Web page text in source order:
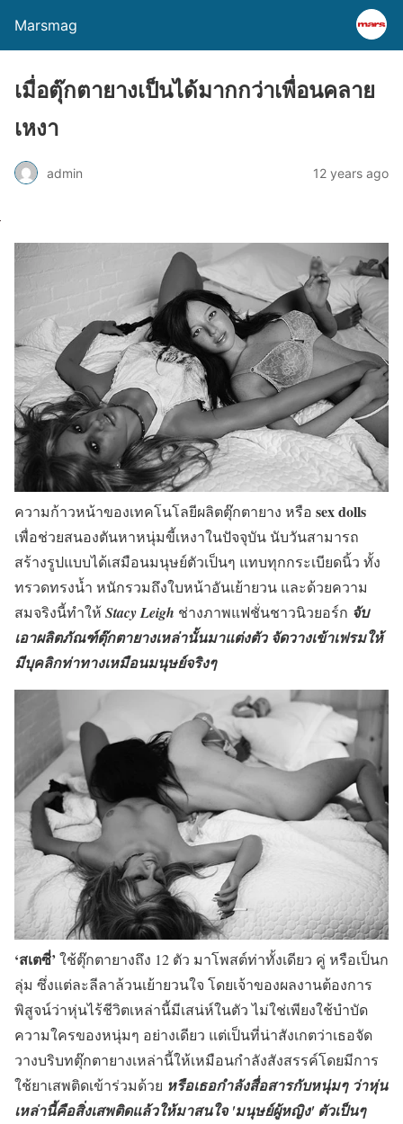
Marsmag
เมื่อตุ๊กตายางเป็นได้มากกว่าเพื่อนคลาย
เหงา
admin 12 years ago
ความก้าวหน้าของเทคโนโลยีผลิตตุ๊กตายาง หรือ sex dolls
เพื่อช่วยสนองตันหาหนุ่มขี้เหงาในปัจจุบัน นับวันสามารถ
สร้างรูปแบบได้เสมือนมนุษย์ตัวเป็นๆ แทบทุกกระเบียดนิ้ว ทั้ง
ทรวดทรงน้ำ หนักรวมถึงใบหน้าอันเย้ายวน และด้วยความ
สมจริงนี้ทำให้Stacy Leigh ช่างภาพแฟชั่นชาวนิวยอร์ก จับ
เอาผลิตภัณฑ์ตุ๊กตายางเหล่านั้นมาแต่งตัว จัดวางเข้าเฟรมให้
มีบุคลิกท่าทางเหมือนมนุษย์จริงๆ
‘สเตซี่’ ใช้ตุ๊กตายางถึง 12 ตัว มาโพสต์ท่าทั้งเดียว คู่ หรือเป็นก
ลุ่ม ซึ่งแต่ละลีลาล้วนเย้ายวนใจ โดยเจ้าของผลงานต้องการ
พิสูจน์ว่าหุ่นไร้ชีวิตเหล่านี้มีเสน่ห์ในตัว ไม่ใช่เพียงใช้บำบัด
ความใครของหนุ่มๆ อย่างเดียว แต่เป็นที่น่าสังเกตว่าเธอจัด
วางบริบทตุ๊กตายางเหล่านี้ให้เหมือนกำลังสังสรรค์โดยมีการ
ใช้ยาเสพติดเข้าร่วมด้วย หรือเธอกำลังสื่อสารกับหนุ่มๆ ว่าหุ่น
เหล่านี้คือสิ่งเสพติดแล้วให้มาสนใจ 'มนุษย์ผู้หญิง' ตัวเป็นๆ